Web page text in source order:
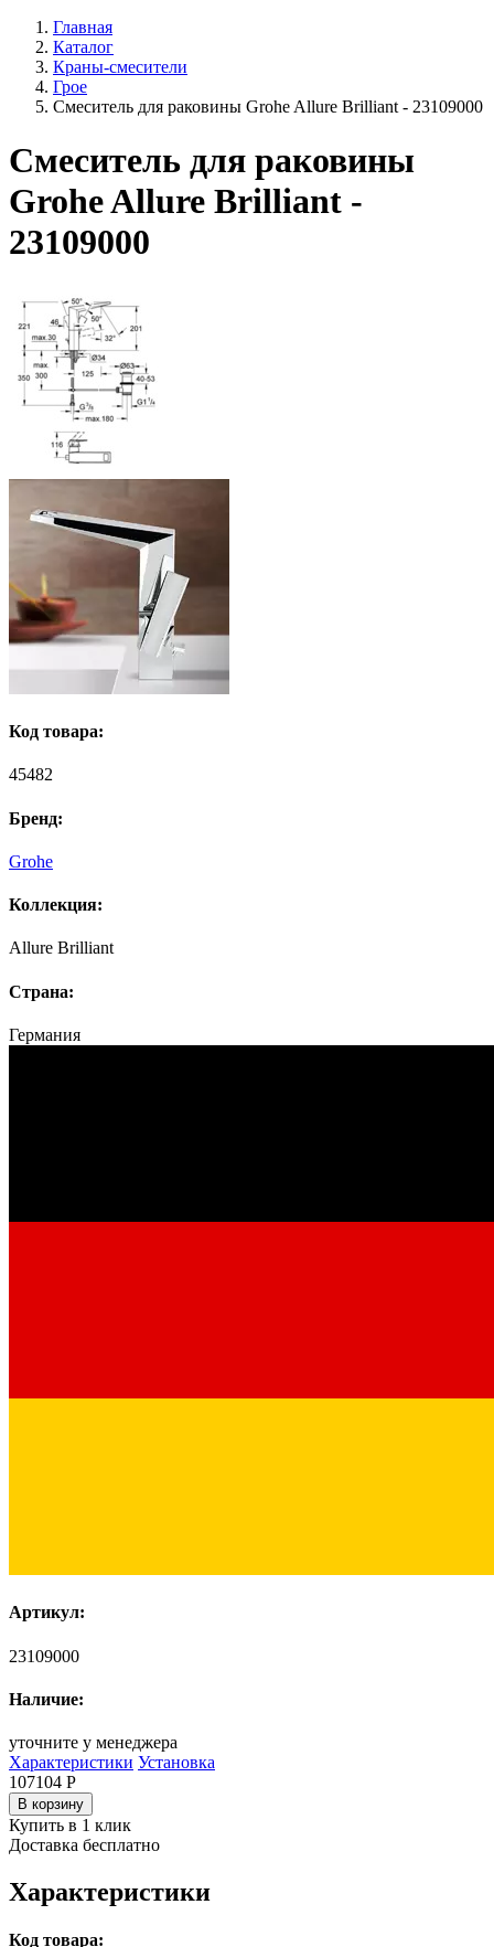
Главная
Каталог
Краны-смесители
Грое
Смеситель для раковины Grohe Allure Brilliant - 23109000
Смеситель для раковины
Grohe Allure Brilliant -
23109000
Код товара:
45482
Бренд:
Grohe
Коллекция:
Allure Brilliant
Страна:
Германия
Артикул:
23109000
Наличие:
уточните у менеджера
Характеристики Установка
107104 Р
В корзину
Купить в 1 клик
Доставка бесплатно
Характеристики
Код товара: